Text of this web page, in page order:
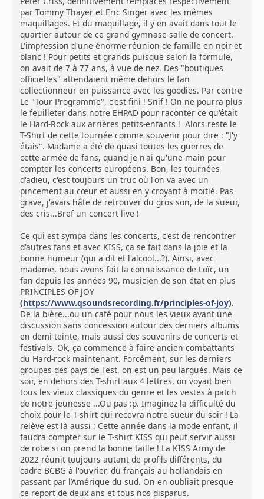
par Tommy Thayer et Eric Singer avec les mêmes
maquillages. Et du maquillage, il y en avait dans tout le
quartier autour de ce grand gymnase-salle de concert.
L'impression d'une énorme réunion de famille en noir et
blanc ! Pour petits et grands puisque selon la formule,
on avait de 7 à 77 ans, à vue de nez. Des "boutiques
officielles" attendaient même dehors le fan
collectionneur en puissance avec les goodies. Par contre
Le "Tour Programme", c'est fini ! Snif ! On ne pourra plus
le feuilleter dans notre EHPAD pour raconter ce qu'était
le Hard-Rock aux arrières petits-enfants ! Alors reste le
T-Shirt de cette tournée comme souvenir pour dire : "J'y
étais". Madame a été de quasi toutes les guerres de
cette armée de fans, quand je n'ai qu'une main pour
compter les concerts européens. Bon, les tournées
d'adieu, c'est toujours un truc où l'on va avec un
pincement au cœur et aussi en y croyant à moitié. Pas
grave, j'avais hâte de retrouver du gros son, de la sueur,
des cris...Bref un concert live !
Ce qui est sympa dans les concerts, c'est de rencontrer
d'autres fans et avec KISS, ça se fait dans la joie et la
bonne humeur (qui a dit et l'alcool...?). Ainsi, avec
madame, nous avons fait la connaissance de Loïc, un
fan depuis les années 90, musicien de son état en plus
PRINCIPLES OF JOY
(https://www.qsoundsrecording.fr/principles-of-joy).
De la bière...ou un café pour nous les vieux avant une
discussion sans concession autour des derniers albums
en demi-teinte, mais aussi des souvenirs de concerts et
festivals. Ok, ça commence à faire ancien combattants
du Hard-rock maintenant. Forcément, sur les derniers
groupes des pays de l'est, on est un peu largués. Mais ce
soir, en dehors des T-shirt aux 4 lettres, on voyait bien
tous les vieux classiques du genre et les vestes à patch
de notre jeunesse ...Ou pas :p. Imaginez la difficulté du
choix pour le T-shirt qui recevra notre sueur du soir ! La
relève est là aussi : Cette année dans la mode enfant, il
faudra compter sur le T-shirt KISS qui peut servir aussi
de robe si on prend la bonne taille ! La KISS Army de
2022 réunit toujours autant de profils différents, du
cadre BCBG à l'ouvrier, du français au hollandais en
passant par l’Amérique du sud. On en oubliait presque
ce report de deux ans et tous nos disparus.